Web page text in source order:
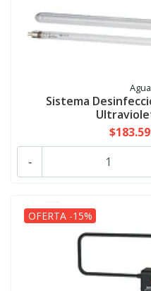
Sistema
-
OFERTA -15%